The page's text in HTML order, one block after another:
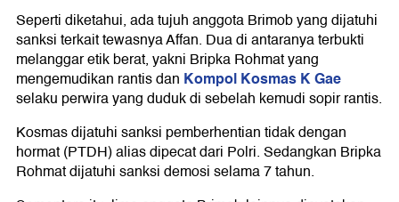
Seperti diketahui, ada tujuh anggota Brimob yang dijatuhi
sanksi terkait tewasnya Affan. Dua di antaranya terbukti
melanggar etik berat, yakni Bripka Rohmat yang
mengemudikan rantis dan Kompol Kosmas K Gae
selaku perwira yang duduk di sebelah kemudi sopir rantis.
Kosmas dijatuhi sanksi pemberhentian tidak dengan
hormat (PTDH) alias dipecat dari Polri. Sedangkan Bripka
Rohmat dijatuhi sanksi demosi selama 7 tahun.